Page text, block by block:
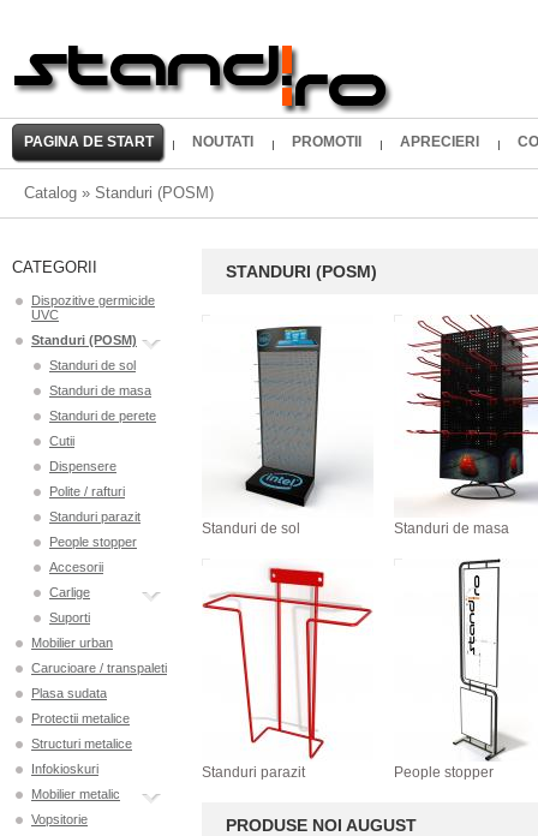
PAGINA DE START NOUTATI PROMOTII APRECIERI
Catalog » Standuri (POSM)
STANDURI (POSM)
Standuri de sol Standuri de masa
Standuri parazit People stopper
PRODUSE NOI AUGUST
CATEGORII
Dispozitive germicide
UVC
Standuri (POSM)
Standuri de sol
Standuri de masa
Standuri de perete
Cutii
Dispensere
Polite / rafturi
Standuri parazit
People stopper
Accesorii
Carlige
Suporti
Mobilier urban
Carucioare / transpaleti
Plasa sudata
Protectii metalice
Structuri metalice
Infokioskuri
Mobilier metalic
Vopsitorie